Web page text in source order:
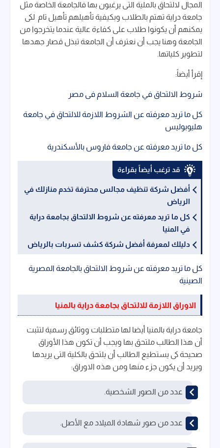
المجال لالتحاق بالملية التى يرغبون بها فالجامعة الخاصة مثل
جامعة دراية تهتم بالطلاب وبكيفية تأهيلهم تأهيل تام لكى
يمكنهم أن يكونوا طلاب على كفاءة عالية عندما يتخرجوا من
الجامعة وهنا يجب أن نعترف أن الجامعة تبذل قصار جهدها
لتطوير كلياتها.
إقرأ أيضاً:
شروط الالتحاق في جامعة السلام فى مصر
كل ما تريد معرفته عن الشروط اللازمة للالتحاق في جامعة
هليوبوليس
كل ما تريد معرفته عن جامعة فاروس بالأسكندرية
قد ترغب أيضاً بقراءة
أفضل شركة تنظيف مجالس محترفة تخدم منازلك في
الرياض
كل ما تريد معرفته عن شروط الالتحاق بجامعة دراية
في المنيا
دليلك لمعرفة أفضل شركة كشف تسربات بالرياض
كل ما تريد معرفته عن شروط الالتحاق بالجامعة المصرية
الصينية
الاوراق اللازمة للالتحاق بجامعة دراية بالمنيا
جامعة دراية بالمنيا أيضا لها متطلبات ووثائق رسمية لتثبت
أن هذا الطالب ملتحق بها ويجب أن تكون هذا الأوراق
صحيحة كى يستطيع الطالب أن يلتحق بالكلية التى يريدها
ويريد أن يكون جزء منها ومن هذه الاوراق:
عدد من الصور الشخصية.
عدد من صور شهادة الميلاد مع الأصل.